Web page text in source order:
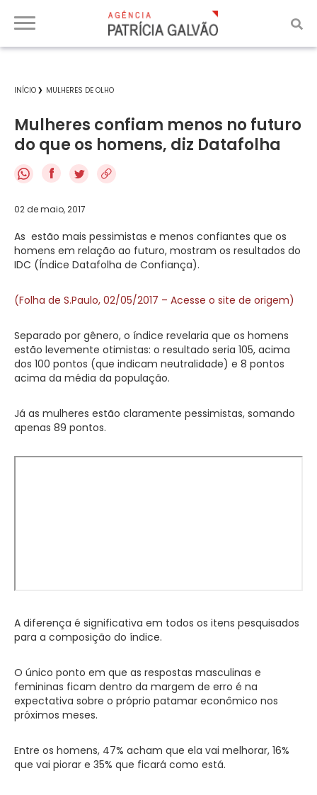
INÍCIO MULHERES DE OLHO
Mulheres confiam menos no futuro
do que os homens, diz Datafolha
f
02 de maio, 2017
As estão mais pessimistas e menos confiantes que os
homens em relação ao futuro, mostram os resultados do
IDC (Índice Datafolha de Confiança).
(Folha de S.Paulo, 02/05/2017 – Acesse o site de origem)
Separado por gênero, o índice revelaria que os homens
estão levemente otimistas: o resultado seria 105, acima
dos 100 pontos (que indicam neutralidade) e 8 pontos
acima da média da população.
Já as mulheres estão claramente pessimistas, somando
apenas 89 pontos.
A diferença é significativa em todos os itens pesquisados
para a composição do índice.
O único ponto em que as respostas masculinas e
femininas ficam dentro da margem de erro é na
expectativa sobre o próprio patamar econômico nos
próximos meses.
Entre os homens, 47% acham que ela vai melhorar, 16%
que vai piorar e 35% que ficará como está.